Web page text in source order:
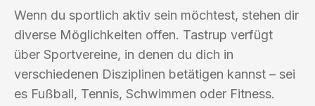
Wenn du sportlich aktiv sein möchtest, stehen dir
diverse Möglichkeiten offen. Tastrup verfügt
über Sportvereine, in denen du dich in
verschiedenen Disziplinen betätigen kannst – sei
es Fußball, Tennis, Schwimmen oder Fitness.